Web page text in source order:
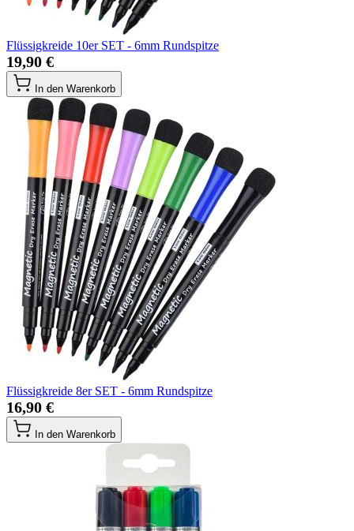
Flüssigkreide 10er SET - 6mm Rundspitze
19,90 €
In den Warenkorb
Flüssigkreide 8er SET - 6mm Rundspitze
16,90 €
In den Warenkorb